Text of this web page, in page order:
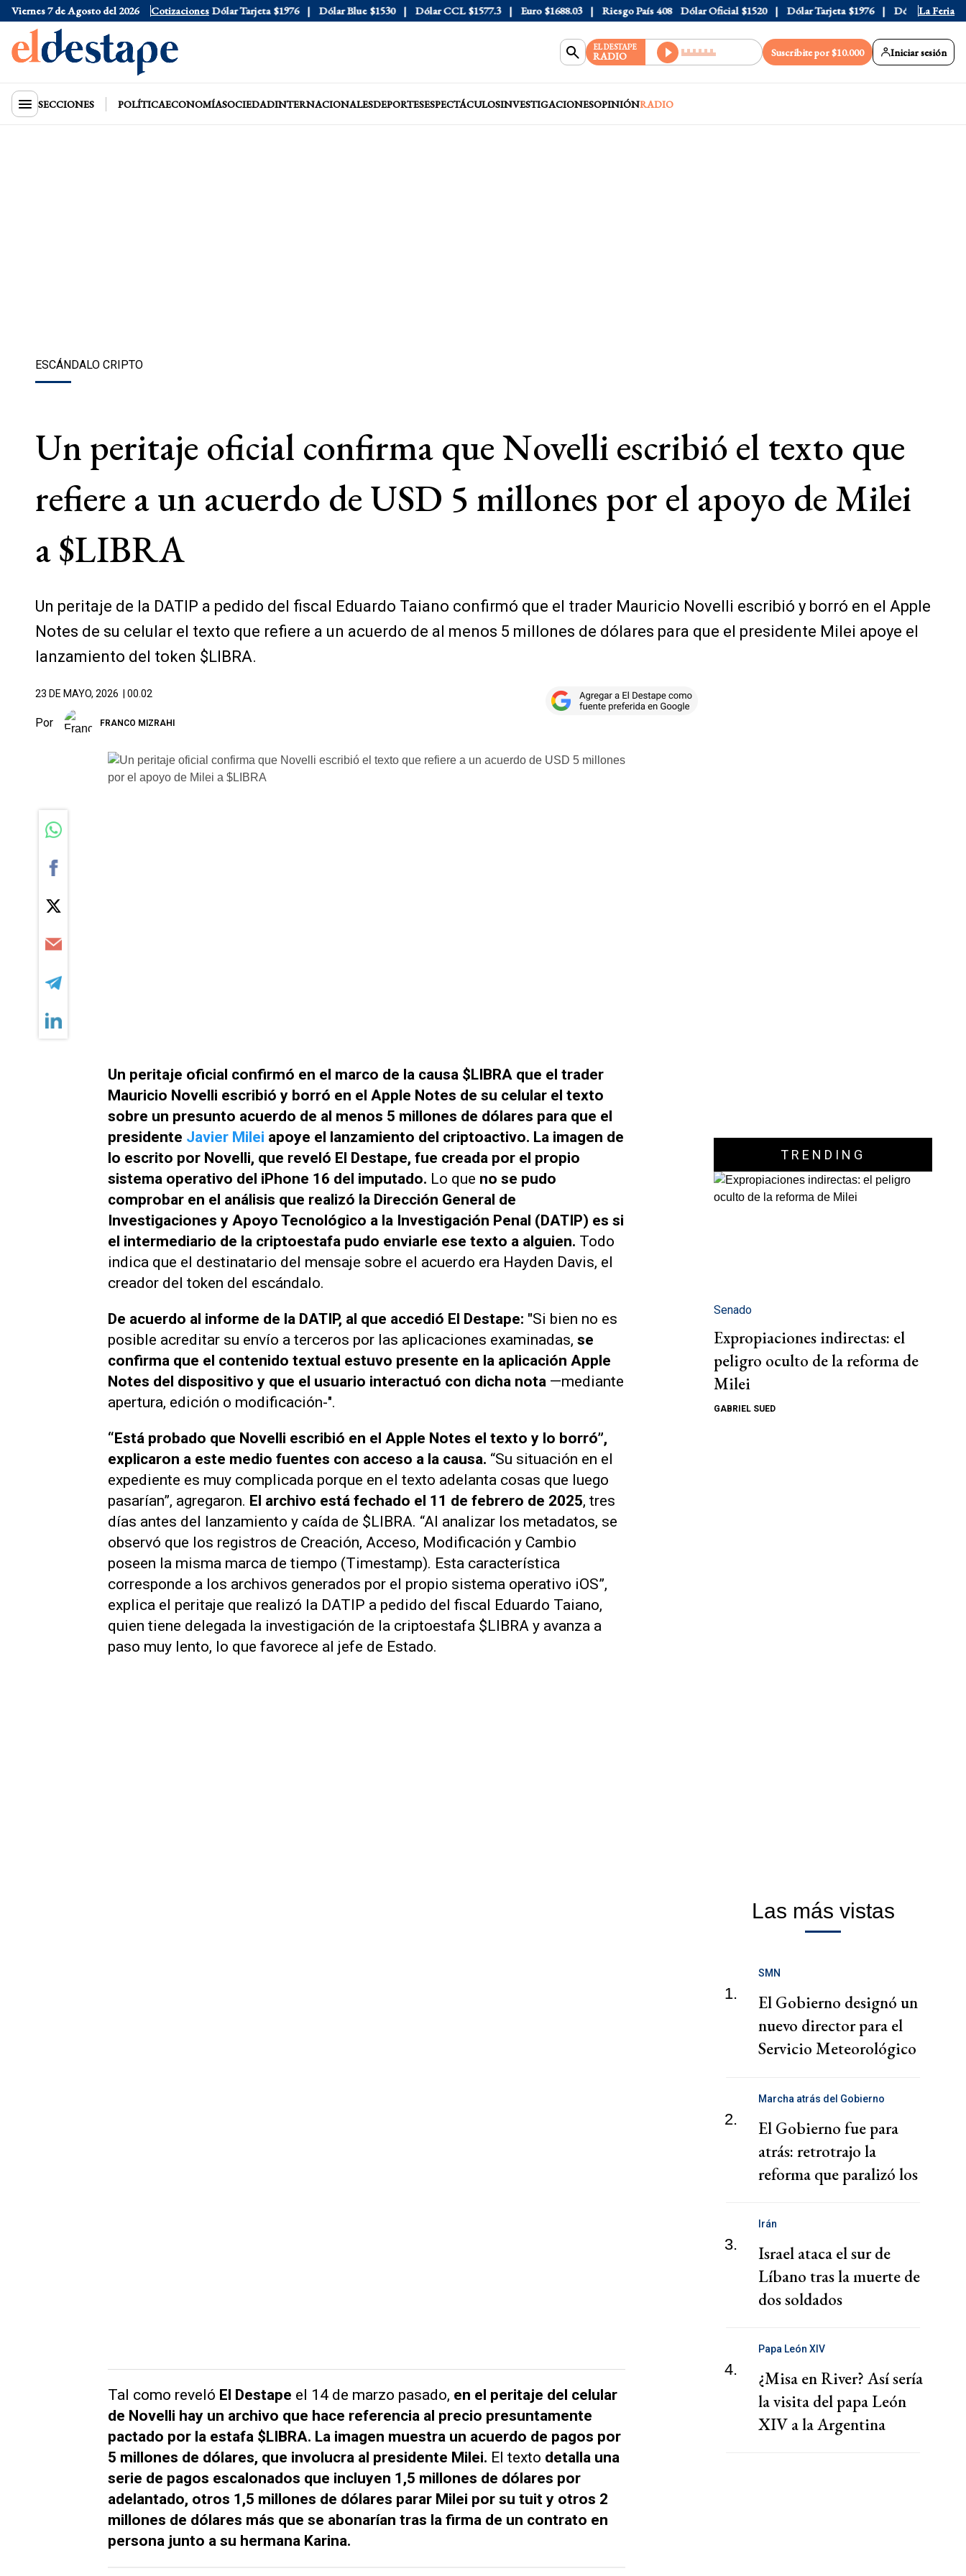
Viernes 7 de Agosto del 2026 Cotizaciones
Dólar Oficial $1520 Dólar Tarjeta $1976 Dólar Blue $1530 Dólar CCL $1577.3 Euro $1688.03 Riesgo País 408 Dólar Oficial $1520 Dólar Tarjeta $1976 Dólar Blue $1530
La Feria
EL DESTAPE
RADIO Suscribite por $10.000 Iniciar sesión
SECCIONES POLÍTICAECONOMÍASOCIEDADINTERNACIONALESDEPORTESESPECTÁCULOSINVESTIGACIONESOPINIÓNRADIO
ESCÁNDALO CRIPTO
Un peritaje oficial confirma que Novelli escribió el texto que
refiere a un acuerdo de USD 5 millones por el apoyo de Milei
a $LIBRA
Un peritaje de la DATIP a pedido del fiscal Eduardo Taiano confirmó que el trader Mauricio Novelli escribió y borró en el Apple
Notes de su celular el texto que refiere a un acuerdo de al menos 5 millones de dólares para que el presidente Milei apoye el
lanzamiento del token $LIBRA.
23 DE MAYO, 2026 | 00.02
Por FRANCO MIZRAHI
Un peritaje oficial confirmó en el marco de la causa $LIBRA que el trader
Mauricio Novelli escribió y borró en el Apple Notes de su celular el texto
sobre un presunto acuerdo de al menos 5 millones de dólares para que el
presidente Javier Milei apoye el lanzamiento del criptoactivo. La imagen de
lo escrito por Novelli, que reveló El Destape, fue creada por el propio
sistema operativo del iPhone 16 del imputado. Lo que no se pudo
comprobar en el análisis que realizó la Dirección General de
Investigaciones y Apoyo Tecnológico a la Investigación Penal (DATIP) es si
el intermediario de la criptoestafa pudo enviarle ese texto a alguien. Todo
indica que el destinatario del mensaje sobre el acuerdo era Hayden Davis, el
creador del token del escándalo.
De acuerdo al informe de la DATIP, al que accedió El Destape: "Si bien no es
posible acreditar su envío a terceros por las aplicaciones examinadas, se
confirma que el contenido textual estuvo presente en la aplicación Apple
Notes del dispositivo y que el usuario interactuó con dicha nota —mediante
apertura, edición o modificación-".
“Está probado que Novelli escribió en el Apple Notes el texto y lo borró”,
explicaron a este medio fuentes con acceso a la causa. “Su situación en el
expediente es muy complicada porque en el texto adelanta cosas que luego
pasarían”, agregaron. El archivo está fechado el 11 de febrero de 2025, tres
días antes del lanzamiento y caída de $LIBRA. “Al analizar los metadatos, se
observó que los registros de Creación, Acceso, Modificación y Cambio
poseen la misma marca de tiempo (Timestamp). Esta característica
corresponde a los archivos generados por el propio sistema operativo iOS”,
explica el peritaje que realizó la DATIP a pedido del fiscal Eduardo Taiano,
quien tiene delegada la investigación de la criptoestafa $LIBRA y avanza a
paso muy lento, lo que favorece al jefe de Estado.
Tal como reveló El Destape el 14 de marzo pasado, en el peritaje del celular
de Novelli hay un archivo que hace referencia al precio presuntamente
pactado por la estafa $LIBRA. La imagen muestra un acuerdo de pagos por
5 millones de dólares, que involucra al presidente Milei. El texto detalla una
serie de pagos escalonados que incluyen 1,5 millones de dólares por
adelantado, otros 1,5 millones de dólares parar Milei por su tuit y otros 2
millones de dólares más que se abonarían tras la firma de un contrato en
persona junto a su hermana Karina.
TRENDING
Senado
Expropiaciones indirectas: el
peligro oculto de la reforma de
Milei
GABRIEL SUED
Las más vistas
1.
SMN
El Gobierno designó un
nuevo director para el
Servicio Meteorológico
2.
Marcha atrás del Gobierno
El Gobierno fue para
atrás: retrotrajo la
reforma que paralizó los
3.
Irán
Israel ataca el sur de
Líbano tras la muerte de
dos soldados
4.
Papa León XIV
¿Misa en River? Así sería
la visita del papa León
XIV a la Argentina